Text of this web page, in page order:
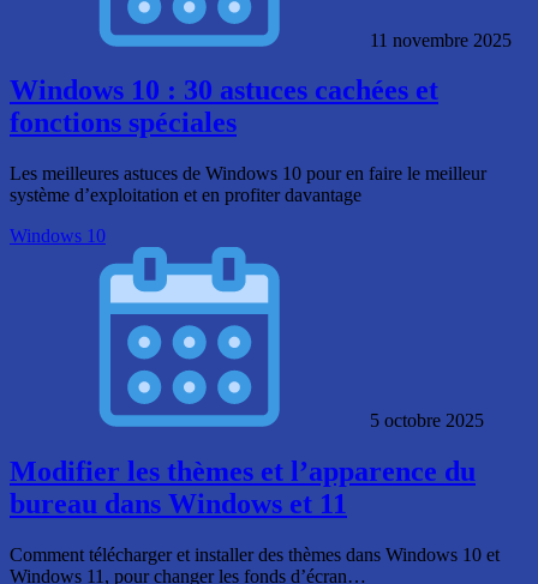
11 novembre 2025
Windows 10 : 30 astuces cachées et
fonctions spéciales
Les meilleures astuces de Windows 10 pour en faire le meilleur
système d’exploitation et en profiter davantage
Windows 10
5 octobre 2025
Modifier les thèmes et l’apparence du
bureau dans Windows et 11
Comment télécharger et installer des thèmes dans Windows 10 et
Windows 11, pour changer les fonds d’écran…